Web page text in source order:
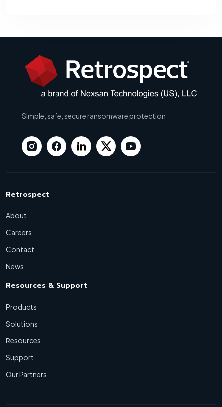
Simple, safe, secure ransomware protection
Retrospect
About
Careers
Contact
News
Resources & Support
Products
Solutions
Resources
Support
Our Partners